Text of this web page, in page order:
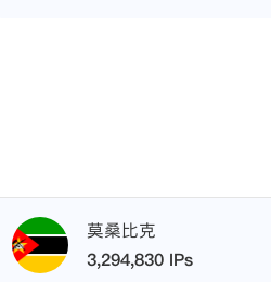
莫桑比克
3,294,830 IPs